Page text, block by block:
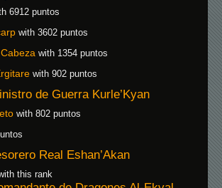
6912 puntos
with 3602 puntos
with 1354 puntos
with 902 puntos
de Guerra Kurle’Kyan
with 802 puntos
Real Eshan’Akan
this rank